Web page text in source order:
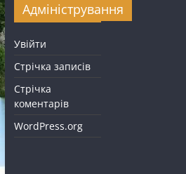
Адміністрування
Увійти
Стрічка записів
Стрічка
коментарів
WordPress.org